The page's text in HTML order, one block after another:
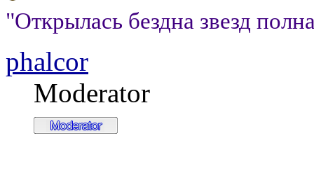
"Открылась бездна звезд
phalcor
Moderator